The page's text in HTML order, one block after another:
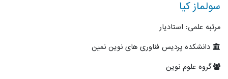
سولماز کیا
مرتبه علمی: استادیار
دانشکده پردیس فناوری های نوین نمین
گروه علوم نوین